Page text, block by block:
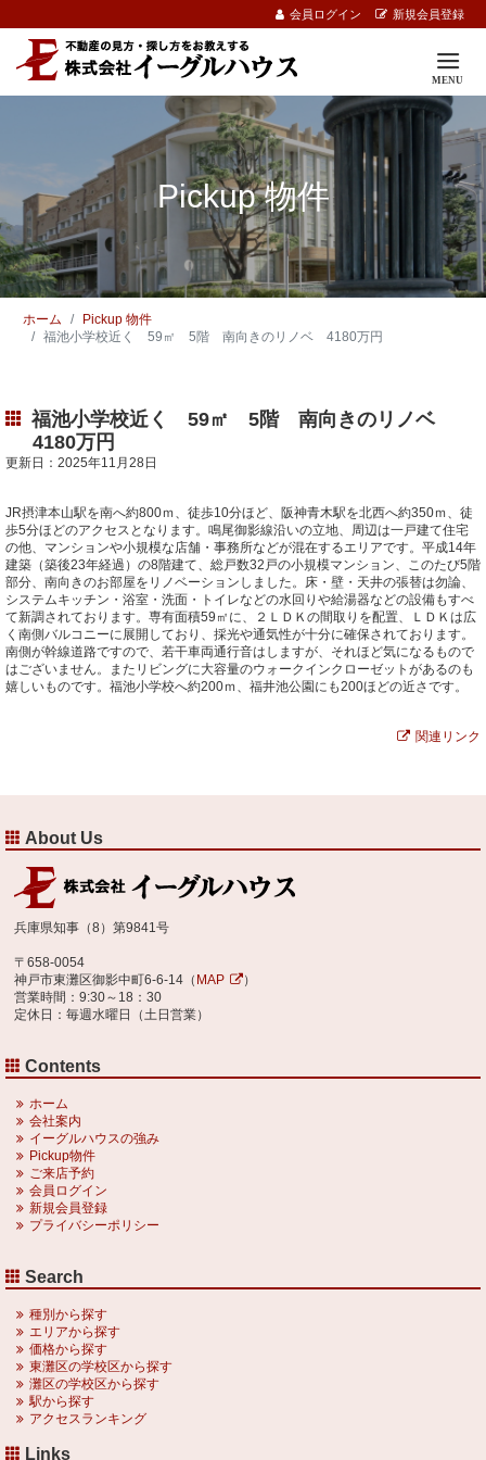
会員ログイン 新規会員登録
Pickup 物件
ホーム
Pickup 物件
福池小学校近く 59㎡ 5階 南向きのリノベ 4180万円
福池小学校近く 59㎡ 5階 南向きのリノベ
4180万円
更新日：2025年11月28日
JR摂津本山駅を南へ約800ｍ、徒歩10分ほど、阪神青木駅を北西へ約350ｍ、徒
歩5分ほどのアクセスとなります。鳴尾御影線沿いの立地、周辺は一戸建て住宅
の他、マンションや小規模な店舗・事務所などが混在するエリアです。平成14年
建築（築後23年経過）の8階建て、総戸数32戸の小規模マンション、このたび5階
部分、南向きのお部屋をリノベーションしました。床・壁・天井の張替は勿論、
システムキッチン・浴室・洗面・トイレなどの水回りや給湯器などの設備もすべ
て新調されております。専有面積59㎡に、２ＬＤＫの間取りを配置、ＬＤＫは広
く南側バルコニーに展開しており、採光や通気性が十分に確保されております。
南側が幹線道路ですので、若干車両通行音はしますが、それほど気になるもので
はございません。またリビングに大容量のウォークインクローゼットがあるのも
嬉しいものです。福池小学校へ約200ｍ、福井池公園にも200ほどの近さです。
関連リンク
About Us
兵庫県知事（8）第9841号
〒658-0054
神戸市東灘区御影中町6-6-14（ MAP
）
営業時間：9:30～18：30
定休日：毎週水曜日（土日営業）
Contents
ホーム
会社案内
イーグルハウスの強み
Pickup物件
ご来店予約
会員ログイン
新規会員登録
プライバシーポリシー
Search
種別から探す
エリアから探す
価格から探す
東灘区の学校区から探す
灘区の学校区から探す
駅から探す
アクセスランキング
Links